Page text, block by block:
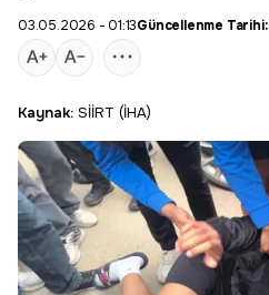
03.05.2026 - 01:13Güncellenme Tarihi:
Kaynak: SİİRT (İHA)